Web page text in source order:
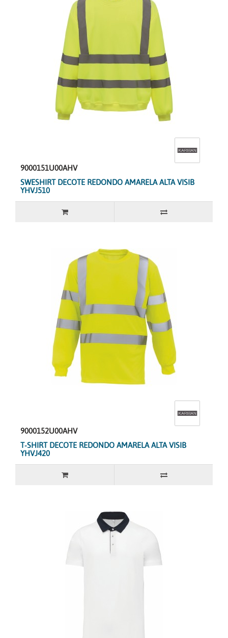
9000151U00AHV
SWESHIRT DECOTE REDONDO AMARELA ALTA VISIB
YHVJ510
9000152U00AHV
T-SHIRT DECOTE REDONDO AMARELA ALTA VISIB
YHVJ420